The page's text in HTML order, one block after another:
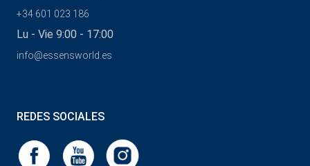
+34 601 023 186
Lu - Vie 9:00 - 17:00
info@essensworld.es
REDES SOCIALES